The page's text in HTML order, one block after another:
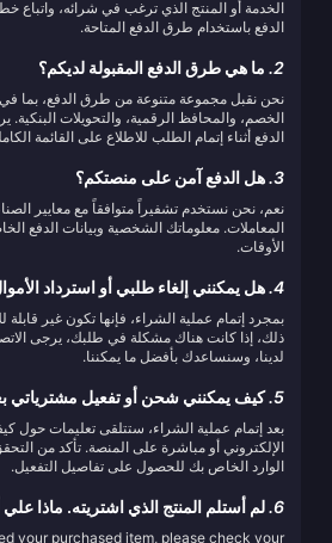
الخدمة أو المنتج الذي ترغب في شرائه، واتباع
الدفع باستخدام طرق الدفع المتاحة.
2. ما هي طرق الدفع المقبولة لديكم؟
نحن نقبل مجموعة متنوعة من طرق الدفع، بما في
الخصم، والمحافظ الرقمية، والتحويلات
الدفع أثناء إتمام الطلب للاطلاع على القائمة
3. هل الدفع آمن على منصتكم؟
نعم، نحن نستخدم تشفيراً متوافقاً مع معايير
المعاملات. معلوماتك الشخصية وبيانات الدفع
الأوقات.
4. هل يمكنني إلغاء طلبي أو استرداد
بمجرد إتمام عملية الشراء، فإنها تكون غير
ذلك، إذا كانت هناك مشكلة في طلبك، يرجى
لدينا، وسنساعدك بأفضل ما يمكننا.
5. كيف يمكنني شحن أو تفعيل مشترياتي
بعد إتمام عملية الشراء، ستتلقى تعليمات حول
الإلكتروني أو مباشرة على المنصة. تأكد من
الوارد الخاص بك للحصول على تفاصيل التفعيل.
6. لم أستلم المنتج الذي اشتريته. ماذا
your purchased item, please check your